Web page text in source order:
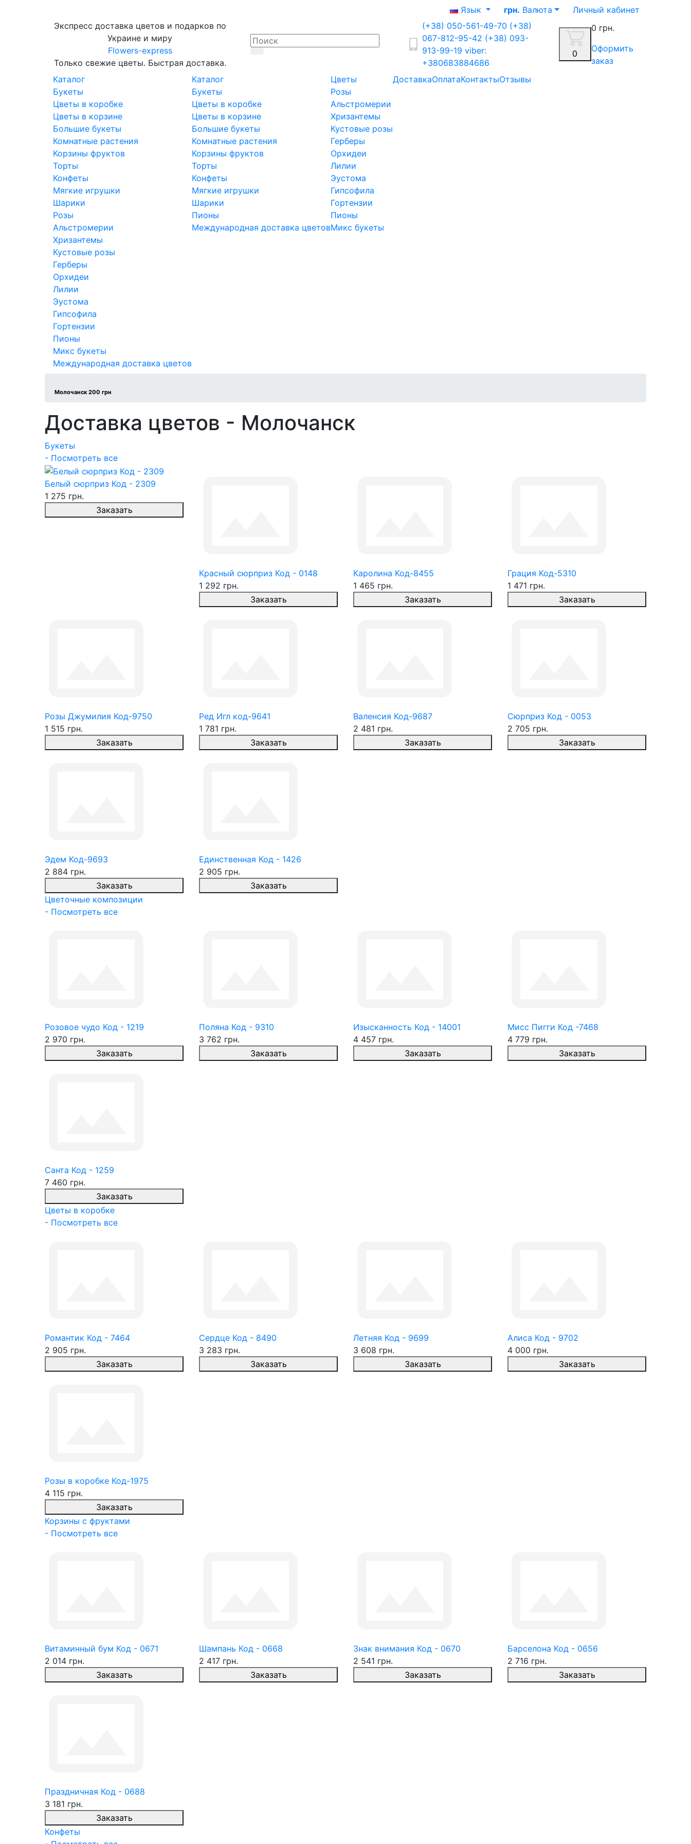
Язык грн. Валюта
Личный кабинет
Экспресс доставка цветов и подарков по
Украине и миру
Flowers-express
Только свежие цветы. Быстрая доставка.
(+38) 050-561-49-70 (+38)
067-812-95-42 (+38) 093-
913-99-19 viber:
+380683884686
0
0 грн.
Оформить
заказ
Каталог
Букеты
Цветы в коробке
Цветы в корзине
Большие букеты
Комнатные растения
Корзины фруктов
Торты
Конфеты
Мягкие игрушки
Шарики
Розы
Альстромерии
Хризантемы
Кустовые розы
Герберы
Орхидеи
Лилии
Эустома
Гипсофила
Гортензии
Пионы
Микс букеты
Международная доставка цветов
Каталог
Букеты
Цветы в коробке
Цветы в корзине
Большие букеты
Комнатные растения
Корзины фруктов
Торты
Конфеты
Мягкие игрушки
Шарики
Пионы
Международная доставка цветов
Цветы
Розы
Альстромерии
Хризантемы
Кустовые розы
Герберы
Орхидеи
Лилии
Эустома
Гипсофила
Гортензии
Пионы
Микс букеты
ДоставкаОплатаКонтактыОтзывы
Молочанск 200 грн
Доставка цветов - Молочанск
Букеты
- Посмотреть все
Белый сюрприз Код - 2309
1 275 грн.
Заказать
Красный сюрприз Код - 0148
1 292 грн.
Заказать
Каролина Код-8455
1 465 грн.
Заказать
Грация Код-5310
1 471 грн.
Заказать
Розы Джумилия Код-9750
1 515 грн.
Заказать
Ред Игл код-9641
1 781 грн.
Заказать
Валенсия Код-9687
2 481 грн.
Заказать
Сюрприз Код - 0053
2 705 грн.
Заказать
Эдем Код-9693
2 884 грн.
Заказать
Единственная Код - 1426
2 905 грн.
Заказать
Цветочные композиции
- Посмотреть все
Розовое чудо Код - 1219
2 970 грн.
Заказать
Поляна Код - 9310
3 762 грн.
Заказать
Изысканность Код - 14001
4 457 грн.
Заказать
Мисс Пигги Код -7468
4 779 грн.
Заказать
Санта Код - 1259
7 460 грн.
Заказать
Цветы в коробке
- Посмотреть все
Романтик Код - 7464
2 905 грн.
Заказать
Сердце Код - 8490
3 283 грн.
Заказать
Летняя Код - 9699
3 608 грн.
Заказать
Алиса Код - 9702
4 000 грн.
Заказать
Розы в коробке Код-1975
4 115 грн.
Заказать
Корзины с фруктами
- Посмотреть все
Витаминный бум Код - 0671
2 014 грн.
Заказать
Шампань Код - 0668
2 417 грн.
Заказать
Знак внимания Код - 0670
2 541 грн.
Заказать
Барселона Код - 0656
2 716 грн.
Заказать
Праздничная Код - 0688
3 181 грн.
Заказать
Конфеты